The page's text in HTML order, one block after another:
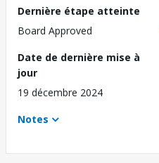
Dernière étape atteinte
Board Approved
Date de dernière mise à
jour
19 décembre 2024
Notes